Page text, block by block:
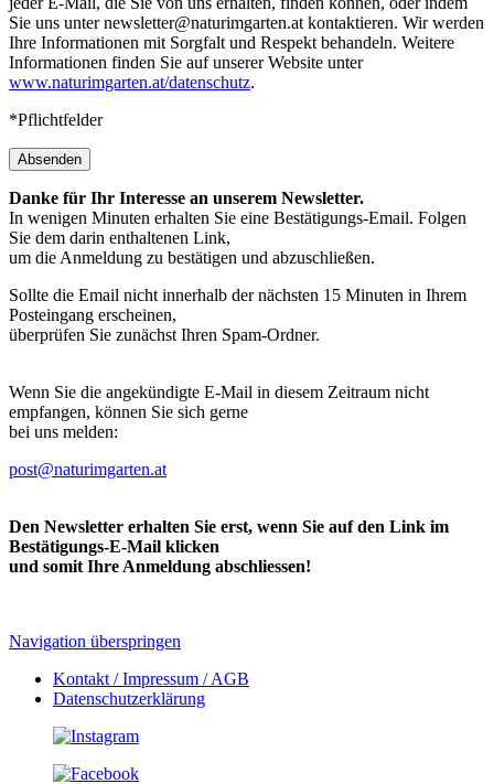
Sie uns unter newsletter@naturimgarten.at kontaktieren. Wir werden
Ihre Informationen mit Sorgfalt und Respekt behandeln. Weitere
Informationen finden Sie auf unserer Website unter
www.naturimgarten.at/datenschutz.
*Pflichtfelder
Absenden
Danke für Ihr Interesse an unserem Newsletter.
In wenigen Minuten erhalten Sie eine Bestätigungs-Email. Folgen
Sie dem darin enthaltenen Link,
um die Anmeldung zu bestätigen und abzuschließen.
Sollte die Email nicht innerhalb der nächsten 15 Minuten in Ihrem
Posteingang erscheinen,
überprüfen Sie zunächst Ihren Spam-Ordner.
Wenn Sie die angekündigte E-Mail in diesem Zeitraum nicht
empfangen, können Sie sich gerne
bei uns melden:
post@naturimgarten.at
Den Newsletter erhalten Sie erst, wenn Sie auf den Link im
Bestätigungs-E-Mail klicken
und somit Ihre Anmeldung abschliessen!
Navigation überspringen
Kontakt / Impressum / AGB
Datenschutzerklärung